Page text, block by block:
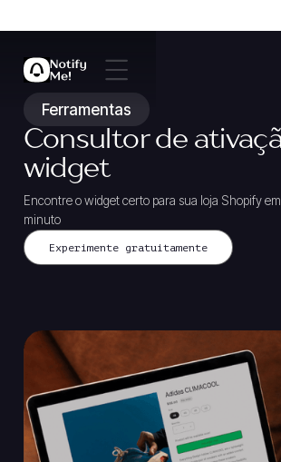
Ferramentas
Consultor de
widget
Encontre o widget certo para sua loja Shopify
minuto
Experimente gratuitamente